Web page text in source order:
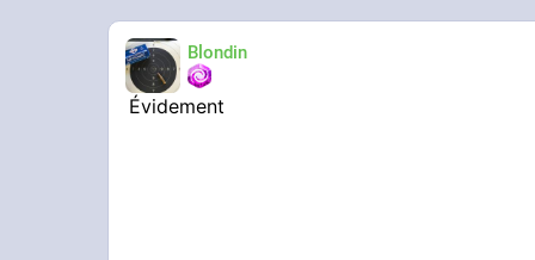
Blondin
Évidement